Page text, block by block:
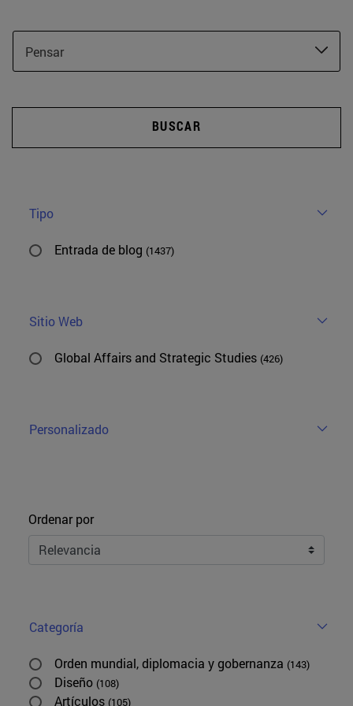
Pensar
BUSCAR
Tipo
Entrada de blog (1437)
Sitio Web
Global Affairs and Strategic Studies (426)
Personalizado
Ordenar
Ordenar por
Categoría
Orden mundial, diplomacia y gobernanza (143)
Diseño (108)
Artículos (105)